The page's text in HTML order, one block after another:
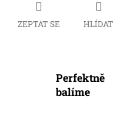
ZEPTAT SE HLÍDAT
Perfektně
balíme